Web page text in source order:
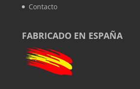
Contacto
FABRICADO EN ESPAÑA